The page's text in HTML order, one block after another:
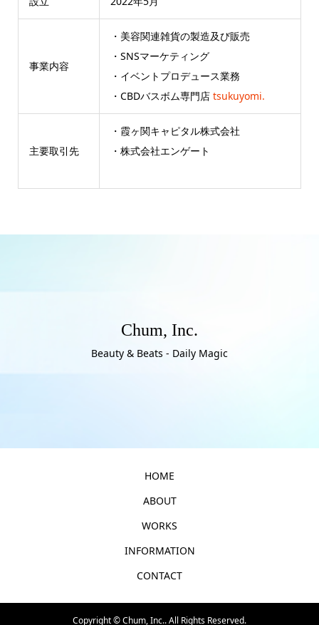
事業内容
・美容関連雑貨の製造及び販売
・SNSマーケティング
・イベントプロデュース業務
・CBDバスボム専門店 tsukuyomi.
主要取引先
・霞ヶ関キャピタル株式会社
・株式会社エンゲート
Chum, Inc.
Beauty & Beats - Daily Magic
HOME
ABOUT
WORKS
INFORMATION
CONTACT
Copyright ©Chum, Inc.. All Rights Reserved.